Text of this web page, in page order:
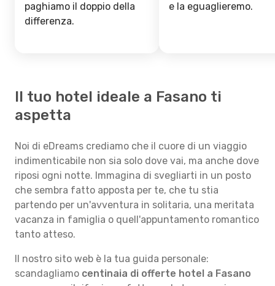
paghiamo il doppio della
differenza.
e la eguaglieremo.
Il tuo hotel ideale a Fasano ti
aspetta
Noi di eDreams crediamo che il cuore di un viaggio
indimenticabile non sia solo dove vai, ma anche dove
riposi ogni notte. Immagina di svegliarti in un posto
che sembra fatto apposta per te, che tu stia
partendo per un'avventura in solitaria, una meritata
vacanza in famiglia o quell'appuntamento romantico
tanto atteso.
Il nostro sito web è la tua guida personale:
scandagliamo centinaia di offerte hotel a Fasano